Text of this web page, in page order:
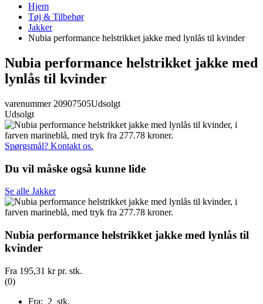
Hjem
Tøj & Tilbehør
Jakker
Nubia performance helstrikket jakke med lynlås til kvinder
Nubia performance helstrikket jakke med
lynlås til kvinder
varenummer 20907505Udsolgt
Udsolgt
Spørgsmål? Kontakt os.
Du vil måske også kunne lide
Se alle Jakker
Nubia performance helstrikket jakke med lynlås til
kvinder
Fra 195,31 krpr. stk.
(0)
Fra: 2 stk.